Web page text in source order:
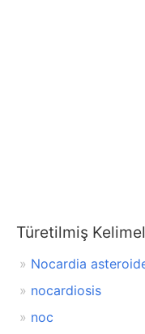
Türetilmiş
Nocardia
nocardiosis
noc